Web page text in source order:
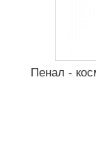
Пенал -